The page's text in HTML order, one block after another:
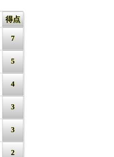
得点
7
5
4
3
3
2